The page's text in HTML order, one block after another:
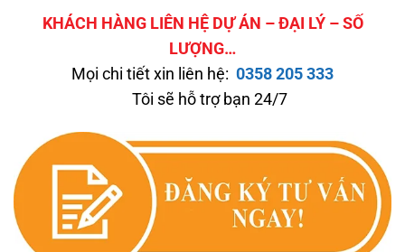
KHÁCH HÀNG LIÊN HỆ DỰ ÁN – ĐẠI LÝ – SỐ
LƯỢNG…
Mọi chi tiết xin liên hệ: 0358 205 333
Tôi sẽ hỗ trợ bạn 24/7